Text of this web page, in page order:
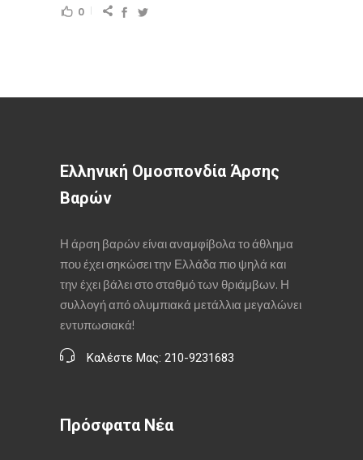
0
Ελληνική Ομοσπονδία Άρσης
Βαρών
Η άρση βαρών είναι αναμφίβολα το άθλημα
που έχει σηκώσει την Ελλάδα πιο ψηλά και
την έχει βάλει στο σταθμό των θριάμβων. Η
συλλογή από ολυμπιακά μετάλλια μεγαλώνει
εντυπωσιακά!
Καλέστε Μας: 210-9231683
Πρόσφατα Νέα